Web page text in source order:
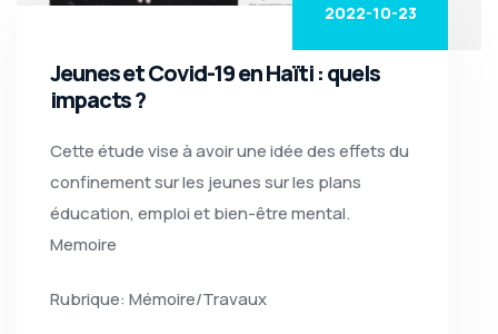
2022-10-23
Jeunes et Covid-19 en Haïti : quels
impacts ?
Cette étude vise à avoir une idée des effets du
confinement sur les jeunes sur les plans
éducation, emploi et bien-être mental.
Memoire
Rubrique: Mémoire/Travaux